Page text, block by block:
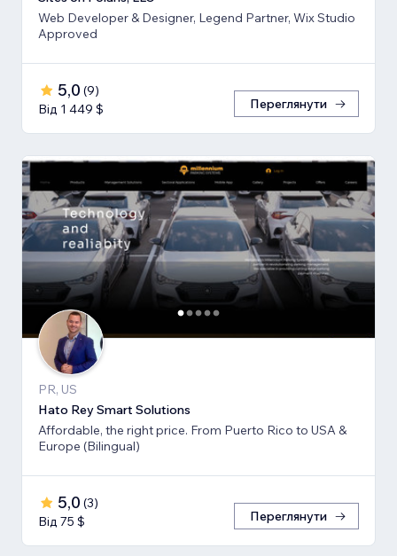
Web Developer & Designer, Legend Partner, Wix Studio
Approved
5,0 (9)
Від 1 449 $
Переглянути
PR, US
Hato Rey Smart Solutions
Affordable, the right price. From Puerto Rico to USA &
Europe (Bilingual)
5,0 (3)
Від 75 $
Переглянути